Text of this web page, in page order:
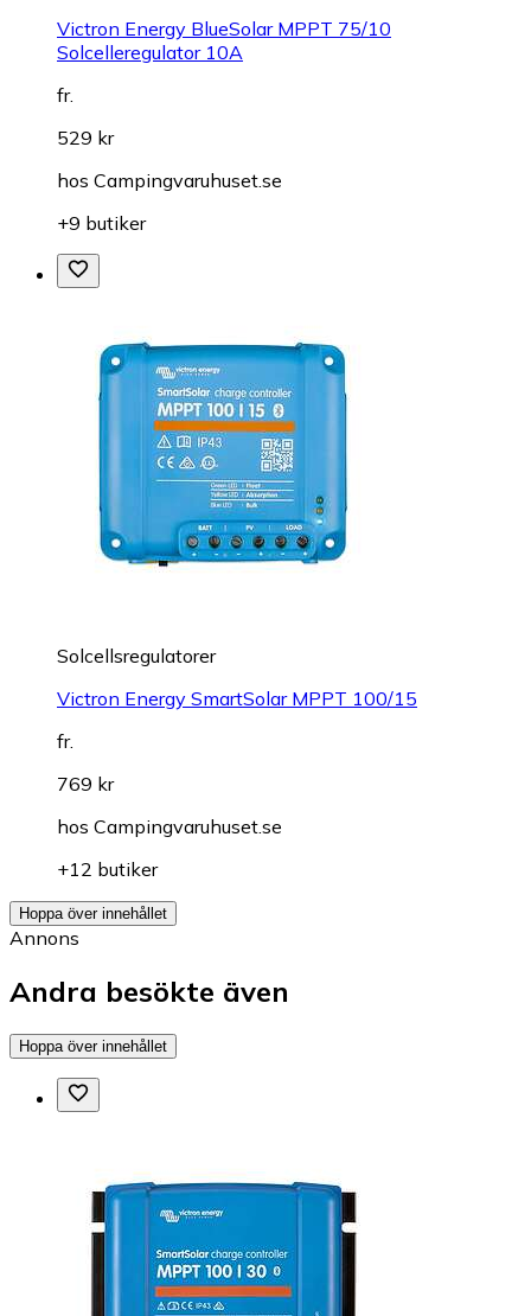
Victron Energy BlueSolar MPPT 75/10
Solcelleregulator 10A
fr.
529 kr
hos Campingvaruhuset.se
+9 butiker
Solcellsregulatorer
Victron Energy SmartSolar MPPT 100/15
fr.
769 kr
hos Campingvaruhuset.se
+12 butiker
Hoppa över innehållet
Annons
Andra besökte även
Hoppa över innehållet